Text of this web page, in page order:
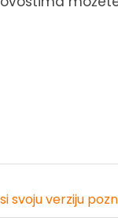
svoju verziju